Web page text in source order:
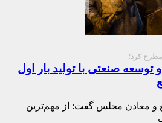
کرد؛
توسعه صنعتی با تولید بار اول
و معادن مجلس گفت: از مهم‌ترین